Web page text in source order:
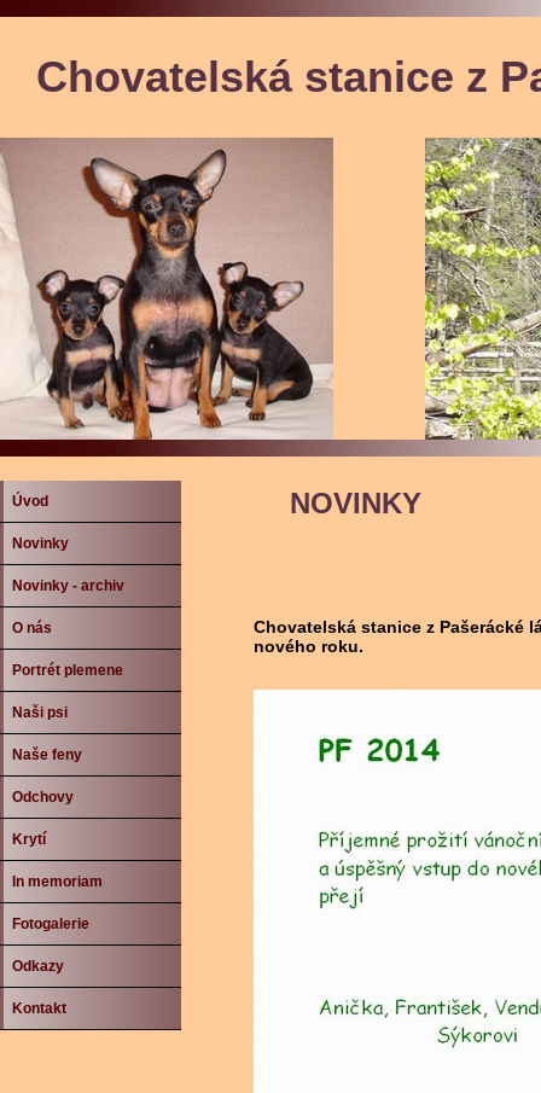
Chovatelská stanice z
NOVINKY
Chovatelská stanice z Pašerácké
nového roku.
Úvod
Novinky
Novinky - archiv
O nás
Portrét plemene
Naši psi
Naše feny
Odchovy
Krytí
In memoriam
Fotogalerie
Odkazy
Kontakt